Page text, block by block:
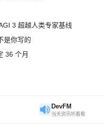
3 超越人类专家基线
是你写的
36 个月
DevFM
当天资讯听着看